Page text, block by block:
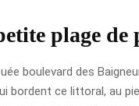
plage
boulevard des
bordent ce littoral, au